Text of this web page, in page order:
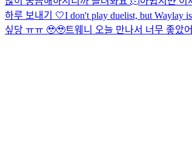
하루 보내기 🤍I don't play duelist, but Waylay
싶당 ㅠㅠ 🥹🥹트웨니 오늘 만나서 너무 좋았